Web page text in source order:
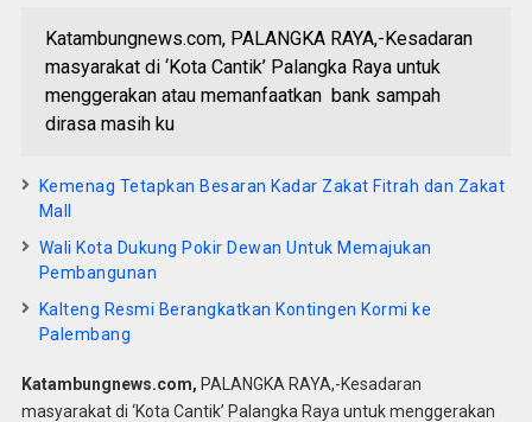
Katambungnews.com, PALANGKA RAYA,-Kesadaran
masyarakat di ‘Kota Cantik’ Palangka Raya untuk
menggerakan atau memanfaatkan bank sampah
dirasa masih ku
Kemenag Tetapkan Besaran Kadar Zakat Fitrah dan Zakat
Mall
Wali Kota Dukung Pokir Dewan Untuk Memajukan
Pembangunan
Kalteng Resmi Berangkatkan Kontingen Kormi ke
Palembang
Katambungnews.com, PALANGKA RAYA,-Kesadaran
masyarakat di ‘Kota Cantik’ Palangka Raya untuk menggerakan